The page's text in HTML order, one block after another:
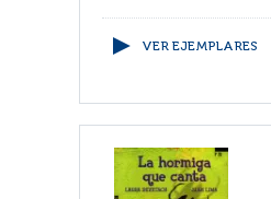
VER EJEMPLARES